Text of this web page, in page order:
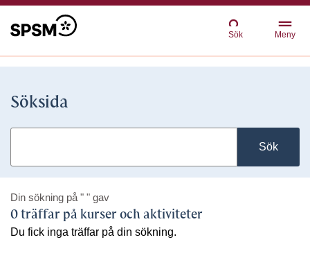
Sök Meny
Söksida
Sök
Din sökning på " " gav
0 träffar på kurser och aktiviteter
Du fick inga träffar på din sökning.